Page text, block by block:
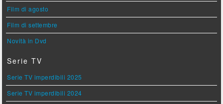
Film di agosto
Film di settembre
Novità in Dvd
Serie TV
Serie TV imperdibili 2025
Serie TV imperdibili 2024